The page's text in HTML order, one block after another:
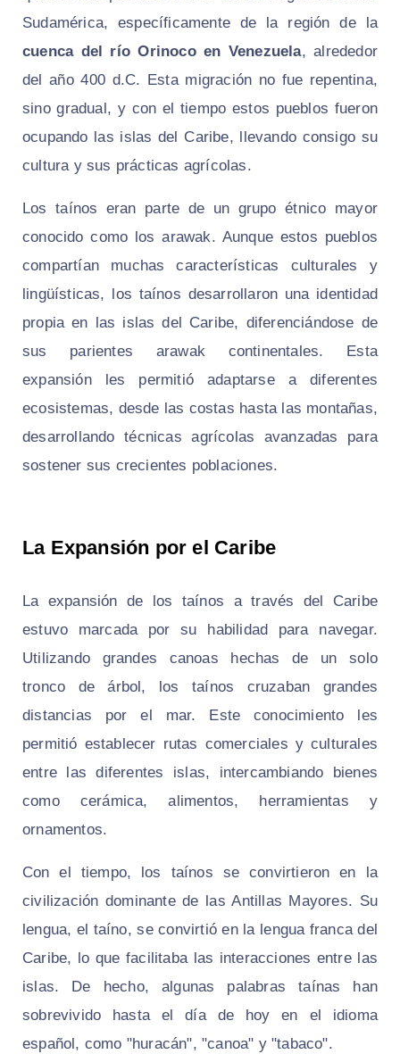
Sudamérica, específicamente de la región de la
cuenca del río Orinoco en Venezuela, alrededor
del año 400 d.C. Esta migración no fue repentina,
sino gradual, y con el tiempo estos pueblos fueron
ocupando las islas del Caribe, llevando consigo su
cultura y sus prácticas agrícolas.
Los taínos eran parte de un grupo étnico mayor
conocido como los arawak. Aunque estos pueblos
compartían muchas características culturales y
lingüísticas, los taínos desarrollaron una identidad
propia en las islas del Caribe, diferenciándose de
sus parientes arawak continentales. Esta
expansión les permitió adaptarse a diferentes
ecosistemas, desde las costas hasta las montañas,
desarrollando técnicas agrícolas avanzadas para
sostener sus crecientes poblaciones.
La Expansión por el Caribe
La expansión de los taínos a través del Caribe
estuvo marcada por su habilidad para navegar.
Utilizando grandes canoas hechas de un solo
tronco de árbol, los taínos cruzaban grandes
distancias por el mar. Este conocimiento les
permitió establecer rutas comerciales y culturales
entre las diferentes islas, intercambiando bienes
como cerámica, alimentos, herramientas y
ornamentos.
Con el tiempo, los taínos se convirtieron en la
civilización dominante de las Antillas Mayores. Su
lengua, el taíno, se convirtió en la lengua franca del
Caribe, lo que facilitaba las interacciones entre las
islas. De hecho, algunas palabras taínas han
sobrevivido hasta el día de hoy en el idioma
español, como "huracán", "canoa" y "tabaco".